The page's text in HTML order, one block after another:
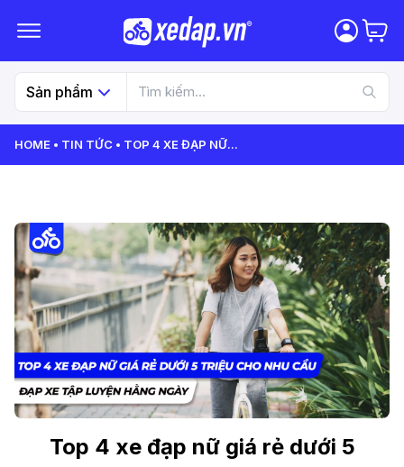
Sản phẩm
HOME TIN TỨC TOP 4 XE ĐẠP NỮ...
Top 4 xe đạp nữ giá rẻ dưới 5